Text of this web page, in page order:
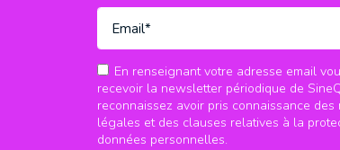
En renseignant votre adresse email
recevoir la newsletter périodique de
reconnaissez avoir pris connaissance des
légales et des clauses relatives à la
données personnelles.